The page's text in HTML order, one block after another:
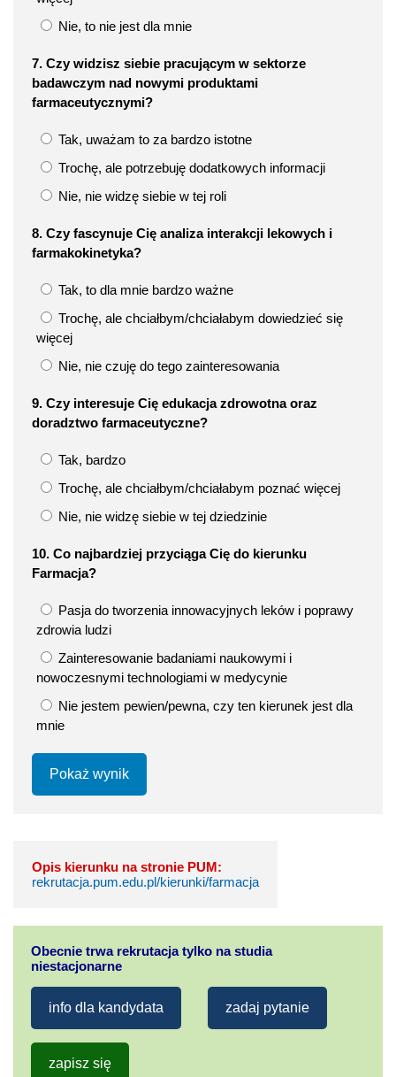
Nie, to nie jest dla mnie
7. Czy widzisz siebie pracującym w sektorze
badawczym nad nowymi produktami
farmaceutycznymi?
Tak, uważam to za bardzo istotne
Trochę, ale potrzebuję dodatkowych informacji
Nie, nie widzę siebie w tej roli
8. Czy fascynuje Cię analiza interakcji lekowych i
farmakokinetyka?
Tak, to dla mnie bardzo ważne
Trochę, ale chciałbym/chciałabym dowiedzieć się
więcej
Nie, nie czuję do tego zainteresowania
9. Czy interesuje Cię edukacja zdrowotna oraz
doradztwo farmaceutyczne?
Tak, bardzo
Trochę, ale chciałbym/chciałabym poznać więcej
Nie, nie widzę siebie w tej dziedzinie
10. Co najbardziej przyciąga Cię do kierunku
Farmacja?
Pasja do tworzenia innowacyjnych leków i poprawy
zdrowia ludzi
Zainteresowanie badaniami naukowymi i
nowoczesnymi technologiami w medycynie
Nie jestem pewien/pewna, czy ten kierunek jest dla
mnie
Pokaż wynik
Opis kierunku na stronie PUM:
rekrutacja.pum.edu.pl/kierunki/farmacja
Obecnie trwa rekrutacja tylko na studia
niestacjonarne
info dla kandydata zadaj pytanie
zapisz się